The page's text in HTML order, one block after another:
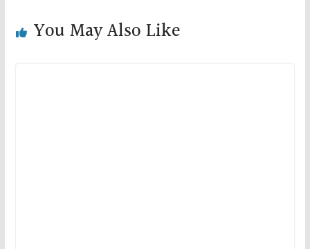
You May Also Like